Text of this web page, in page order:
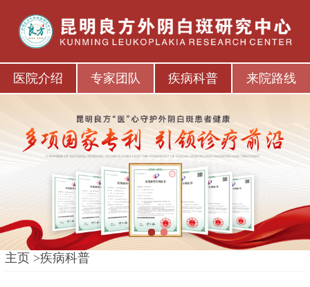
医院介绍 专家团队 疾病科普 来院路线
主页 >疾病科普